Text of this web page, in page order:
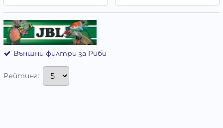
Външни филтри за Риби
Рейтинг: